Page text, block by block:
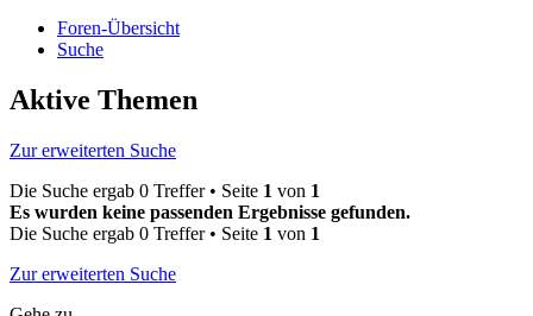
Foren-Übersicht
Suche
Aktive Themen
Zur erweiterten Suche
Die Suche ergab 0 Treffer • Seite 1 von 1
Es wurden keine passenden Ergebnisse gefunden.
Die Suche ergab 0 Treffer • Seite 1 von 1
Zur erweiterten Suche